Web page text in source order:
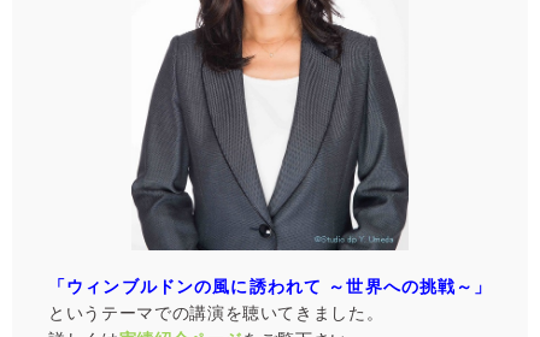
「ウィンブルドンの風に誘われて ～世界への挑戦～」
というテーマでの講演を聴いてきました。